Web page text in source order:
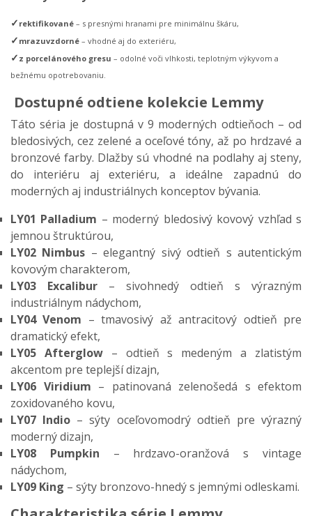
✓ rektifikované – s presnými hranami pre minimálnu škáru,
✓ mrazuvzdorné – vhodné aj do exteriéru,
✓ z porcelánového gresu – odolné voči vlhkosti, teplotným výkyvom a
bežnému opotrebovaniu.
Dostupné odtiene kolekcie Lemmy
Táto séria je dostupná v 9 moderných odtieňoch – od
bledosivých, cez zelené a oceľové tóny, až po hrdzavé a
bronzové farby. Dlažby sú vhodné na podlahy aj steny,
do interiéru aj exteriéru, a ideálne zapadnú do
moderných aj industriálnych konceptov bývania.
LY01 Palladium – moderný bledosivý kovový vzhľad s
jemnou štruktúrou,
LY02 Nimbus – elegantný sivý odtieň s autentickým
kovovým charakterom,
LY03 Excalibur – sivohnedý odtieň s výrazným
industriálnym nádychom,
LY04 Venom – tmavosivý až antracitový odtieň pre
dramatický efekt,
LY05 Afterglow– odtieň s medeným a zlatistým
akcentom pre teplejší dizajn,
LY06 Viridium – patinovaná zelenošedá s efektom
zoxidovaného kovu,
LY07 Indio – sýty oceľovomodrý odtieň pre výrazný
moderný dizajn,
LY08 Pumpkin – hrdzavo-oranžová s vintage
nádychom,
LY09 King – sýty bronzovo-hnedý s jemnými odleskami.